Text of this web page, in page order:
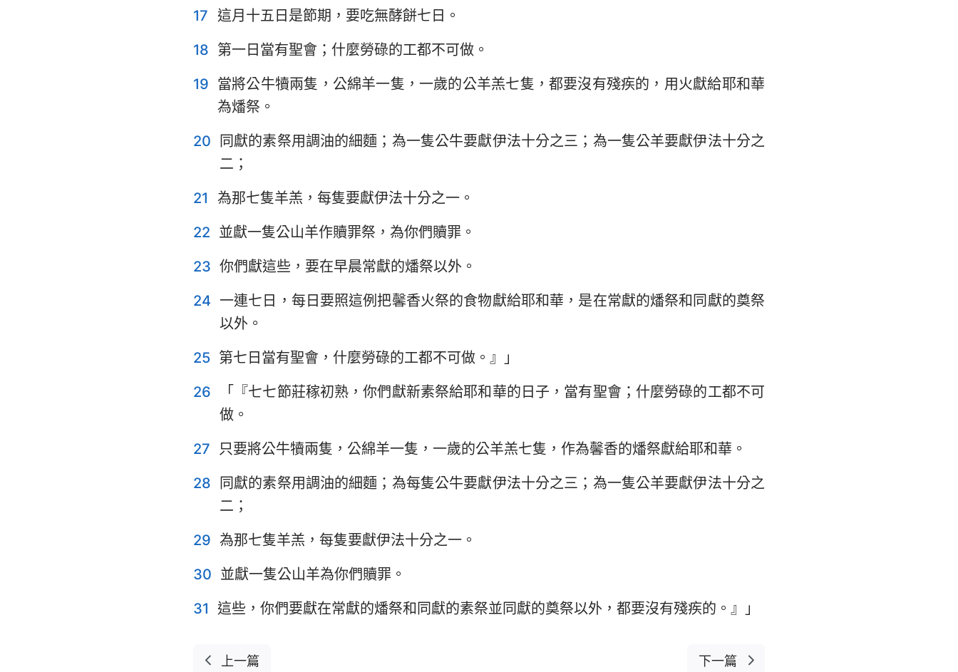
17 這月十五日是節期，要吃無酵餅七日。
18 第一日當有聖會；什麼勞碌的工都不可做。
19 當將公牛犢兩隻，公綿羊一隻，一歲的公羊羔七隻，都要沒有殘疾的，用火獻給耶和華
為燔祭。
20
同獻的素祭用調油的細麵；為一隻公牛要獻伊法十分之三；為一隻公羊要獻伊法十分之
二；
21
為那七隻羊羔，每隻要獻伊法十分之一。
22 並獻一隻公山羊作贖罪祭，為你們贖罪。
23 你們獻這些，要在早晨常獻的燔祭以外。
24 一連七日，每日要照這例把馨香火祭的食物獻給耶和華，是在常獻的燔祭和同獻的奠祭
以外。
25 第七日當有聖會，什麼勞碌的工都不可做。』」
26
「『七七節莊稼初熟，你們獻新素祭給耶和華的日子，當有聖會；什麼勞碌的工都不可
做。
27
只要將公牛犢兩隻，公綿羊一隻，一歲的公羊羔七隻，作為馨香的燔祭獻給耶和華。
28
同獻的素祭用調油的細麵；為每隻公牛要獻伊法十分之三；為一隻公羊要獻伊法十分之
二；
29 為那七隻羊羔，每隻要獻伊法十分之一。
30 並獻一隻公山羊為你們贖罪。
31 這些，你們要獻在常獻的燔祭和同獻的素祭並同獻的奠祭以外，都要沒有殘疾的。』」
上一篇 下一篇